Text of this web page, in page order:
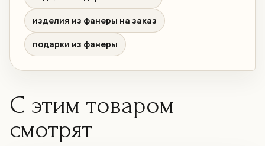
изделия из фанеры на заказ
подарки из фанеры
С этим товаром
смотрят